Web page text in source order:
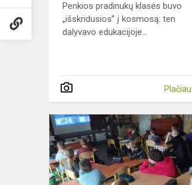
Penkios pradinukų klasės buvo
„išskridusios” į kosmosą: ten
dalyvavo edukacijoje...
Plačiau